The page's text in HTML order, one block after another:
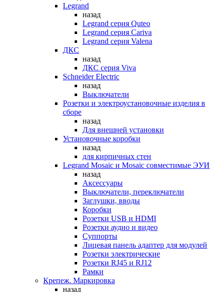
Legrand
назад
Legrand серия Quteo
Legrand серия Cariva
Legrand серия Valena
ДКС
назад
ДКС серия Viva
Schneider Electric
назад
Выключатели
Розетки и электроустановочные изделия в
сборе
назад
Для внешней установки
Установочные коробки
назад
для кирпичных стен
Legrand Mosaic и Mosaic совместимые ЭУИ
назад
Аксессуары
Выключатели, переключатели
Заглушки, вводы
Коробки
Розетки USB и HDMI
Розетки аудио и видео
Суппорты
Лицевая панель адаптер для модулей
Розетки электрические
Розетки RJ45 и RJ12
Рамки
Крепеж. Маркировка
назад